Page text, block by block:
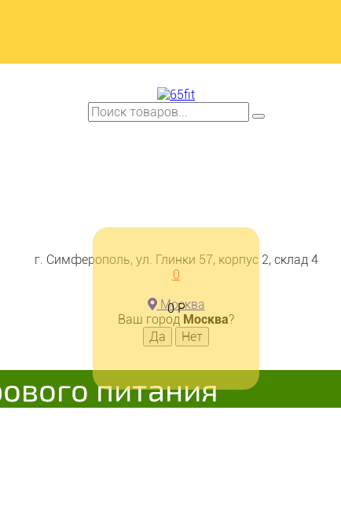
г. Симферополь, ул. Глинки 57, корпус 2, склад 4
0
0Р
Москва
Ваш город Москва?
питания